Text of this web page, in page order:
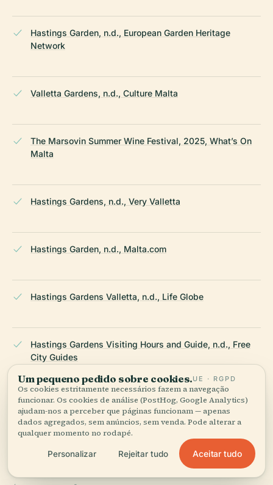
Hastings Garden, n.d., European Garden Heritage
Network
Valletta Gardens, n.d., Culture Malta
The Marsovin Summer Wine Festival, 2025, What’s On
Malta
Hastings Gardens, n.d., Very Valletta
Hastings Garden, n.d., Malta.com
Hastings Gardens Valletta, n.d., Life Globe
Hastings Gardens Visiting Hours and Guide, n.d., Free
City Guides
Marsovin Summer Wine Festival, 2025, AllEvents.in
Wikipedia — Hastings Gardens
Um pequeno pedido sobre cookies.UE · RGPD
Os cookies estritamente necessários fazem a navegação
funcionar. Os cookies de análise (PostHog, Google Analytics)
ajudam-nos a perceber que páginas funcionam — apenas
dados agregados, sem anúncios, sem venda. Pode alterar a
qualquer momento no rodapé.
Personalizar Rejeitar tudo Aceitar tudo